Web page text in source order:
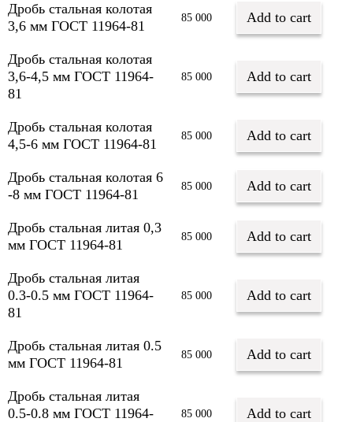
Дробь стальная колотая
3,6 мм ГОСТ 11964-81
85 000 Add to cart
Дробь стальная колотая
3,6-4,5 мм ГОСТ 11964-
81
85 000 Add to cart
Дробь стальная колотая
4,5-6 мм ГОСТ 11964-81
85 000 Add to cart
Дробь стальная колотая 6
-8 мм ГОСТ 11964-81
85 000 Add to cart
Дробь стальная литая 0,3
мм ГОСТ 11964-81
85 000 Add to cart
Дробь стальная литая
0.3-0.5 мм ГОСТ 11964-
81
85 000 Add to cart
Дробь стальная литая 0.5
мм ГОСТ 11964-81
85 000 Add to cart
Дробь стальная литая
0.5-0.8 мм ГОСТ 11964-
85 000 Add to cart